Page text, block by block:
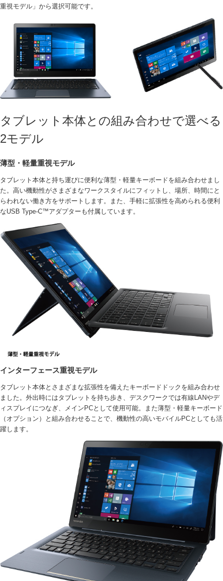
重視モデル」から選択可能です。
タブレット本体との組み合わせで選べる
2モデル
薄型・軽量重視モデル
タブレット本体と持ち運びに便利な薄型・軽量キーボードを組み合わせまし
た。高い機動性がさまざまなワークスタイルにフィットし、場所、時間にと
らわれない働き方をサポートします。また、手軽に拡張性を高められる便利
なUSB Type-C™アダプターも付属しています。
インターフェース重視モデル
タブレット本体とさまざまな拡張性を備えたキーボードドックを組み合わせ
ました。外出時にはタブレットを持ち歩き、デスクワークでは有線LANやデ
ィスプレイにつなぎ、メインPCとして使用可能。また薄型・軽量キーボード
（オプション）と組み合わせることで、機動性の高いモバイルPCとしても活
躍します。